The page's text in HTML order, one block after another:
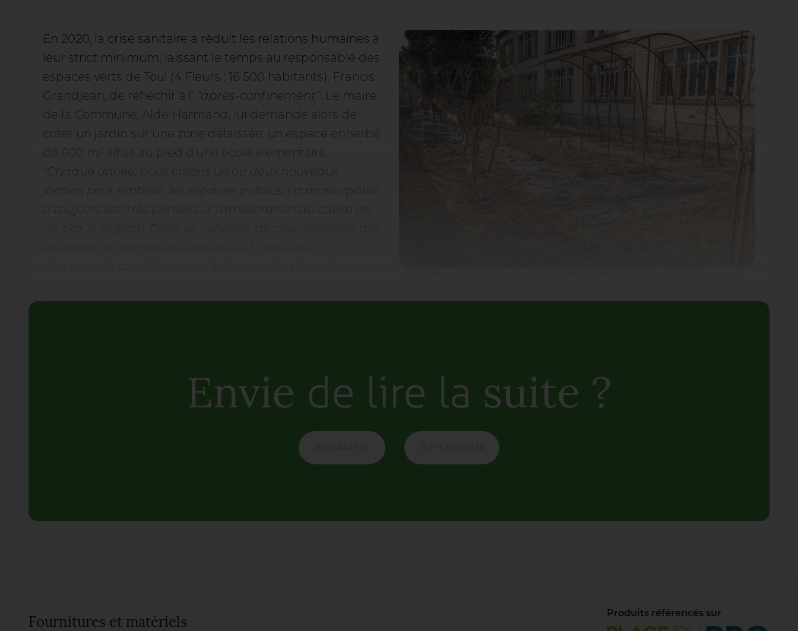
Jean-Baptiste Falcao, Ville de Toul
En 2020, la crise sanitaire a réduit les relations humaines à
leur strict minimum, laissant le temps au responsable des
espaces verts de Toul (4 Fleurs ; 16 500 habitants), Francis
Grandjean, de réfléchir à l’
“après-confinement”
. Le maire
de la Commune, Alde Harmand, lui demande alors de
créer un jardin sur une zone délaissée, un espace enherbé
de 600 m² situé au pied d’une école élémentaire.
“Chaque année, nous créons un ou deux nouveaux
au jeu des formes, des couleurs et des strates qui orientent le regard du visiteur”
, ajoute-t-il.
Envie de lire la suite ?
Je m'abonne ! Je me connecte
Fournitures et matériels
Produits référencés sur